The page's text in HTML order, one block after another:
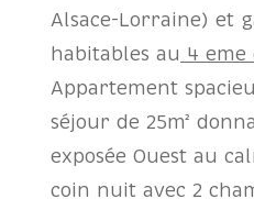
Alsace-Lorraine) et
habitables au 4 eme
Appartement
séjour de 25m²
exposée Ouest au
coin nuit avec 2